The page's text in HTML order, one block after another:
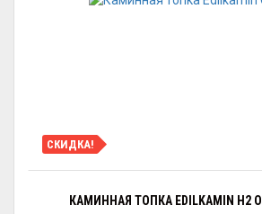
СКИДКА!
КАМИННАЯ ТОПКА EDILKAMIN H2